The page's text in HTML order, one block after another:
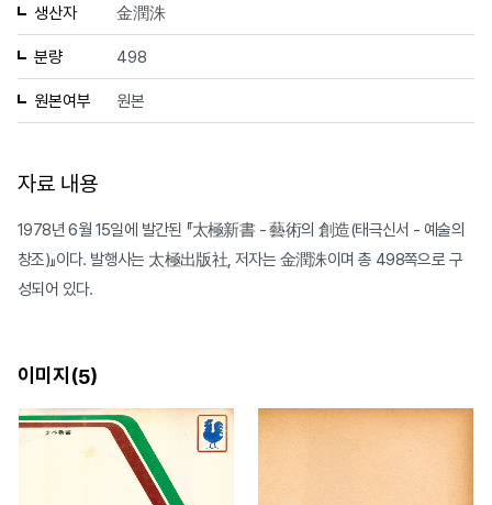
생산자 金潤洙
분량 498
원본여부 원본
자료 내용
1978년 6월 15일에 발간된 『太極新書 - 藝術의 創造(태극신서 - 예술의
창조)』이다. 발행사는 太極出版社, 저자는 金潤洙이며 총 498쪽으로 구
성되어 있다.
이미지(5)